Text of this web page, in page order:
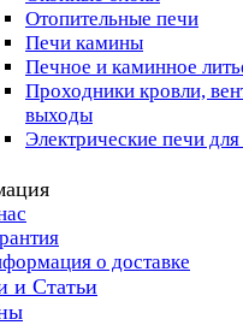
Отопительные печи
Печи камины
Печное и каминное
Проходники кровли,
выходы
Электрические печи
о доставке
и Статьи